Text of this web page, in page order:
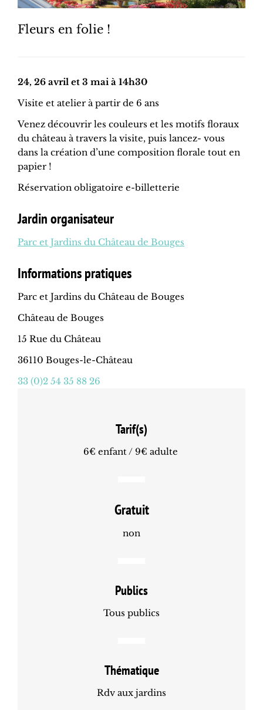
Fleurs en folie !
24, 26 avril et 3 mai à 14h30
Visite et atelier à partir de 6 ans
Venez découvrir les couleurs et les motifs floraux
du château à travers la visite, puis lancez- vous
dans la création d’une composition florale tout en
papier !
Réservation obligatoire e-billetterie
Jardin organisateur
Parc et Jardins du Château de Bouges
Informations pratiques
Parc et Jardins du Château de Bouges
Château de Bouges
15 Rue du Château
36110 Bouges-le-Château
33 (0)2 54 35 88 26
Tarif(s)
6€ enfant / 9€ adulte
Gratuit
non
Publics
Tous publics
Thématique
Rdv aux jardins